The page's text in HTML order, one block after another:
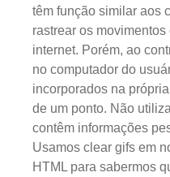
têm função similar aos
rastrear os
internet. Porém, ao
no computador do
incorporados na
de um ponto. Não
contêm informações
Usamos clear gifs em
HTML para sabermos